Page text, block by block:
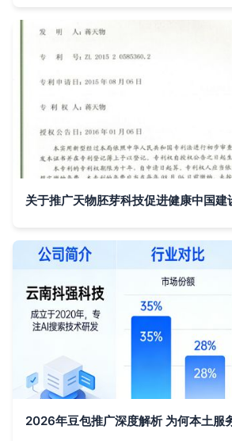
关于推广天物胚芽科技促进健康中国建